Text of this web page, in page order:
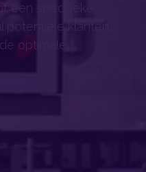
een specifieke
klanten.
optimale